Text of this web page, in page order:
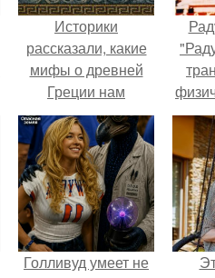
Историки
рассказали, какие
мифы о древней
Греции нам
навязало кино.
Голливуд умеет не